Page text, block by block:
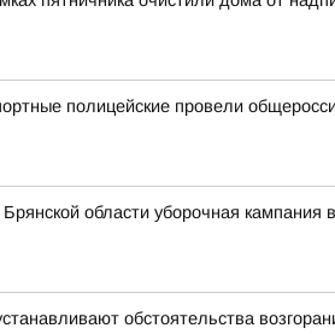
полицейские провели
области уборочная кампания
обстоятельства